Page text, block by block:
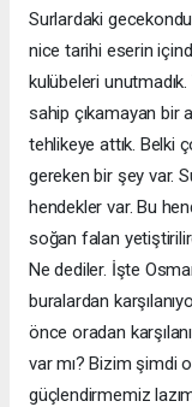
Surlardaki
nice tarihi eserin
kulübeleri
sahip çıkamayan bir
tehlikeye attık. Belki
gereken bir şey var.
hendekler var. Bu
soğan falan
Ne dediler. İşte
buralardan
önce oradan
var mı? Bizim şimdi
güçlendirmemiz